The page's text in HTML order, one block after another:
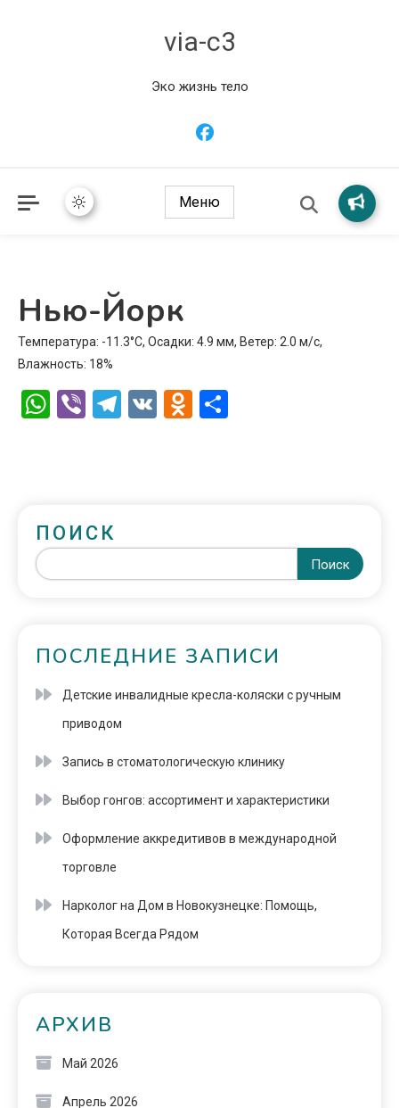
via-c3
Эко жизнь тело
Меню
Нью-Йорк
Температура: -11.3°C, Осадки: 4.9 мм, Ветер: 2.0 м/с,
Влажность: 18%
WhatsApp
ViberTelegram
VK Odnoklassniki
ПОИСК
Поиск
ПОСЛЕДНИЕ ЗАПИСИ
Детские инвалидные кресла-коляски с ручным
приводом
Запись в стоматологическую клинику
Выбор гонгов: ассортимент и характеристики
Оформление аккредитивов в международной
торговле
Нарколог на Дом в Новокузнецке: Помощь,
Которая Всегда Рядом
АРХИВ
Май 2026
Апрель 2026